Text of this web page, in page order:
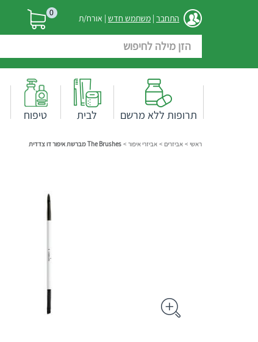
התחבר | משתמש חדש | אורח/ת 0
תרופות ללא מרשם לבית טיפוח
ראשי > אביזרים > אביזרי איפור > The Brushes מברשת איפור דו צדדית